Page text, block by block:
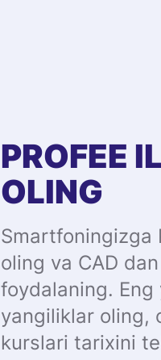
PROFEE
OLING
Smartfoningizga
oling va CAD
foydalaning. Eng
yangiliklar oling,
kurslari tarixini